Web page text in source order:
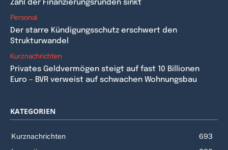
Zahl der Finanzierungsrunden sinkt
Personal
Der starre Kündigungsschutz erschwert den
Strukturwandel
Kurznachrichten
Privates Geldvermögen steigt auf fast 10 Billionen
Euro – BVR verweist auf schwachen Wohnungsbau
KATEGORIEN
Kurznachrichten
693